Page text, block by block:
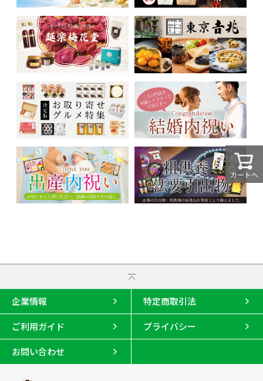
カートへ
企業情報 特定商取引法
ご利用ガイド プライバシー
お問い合わせ